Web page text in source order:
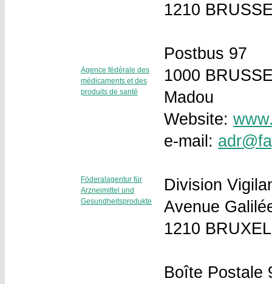
Agence fédérale des
médicaments et des
produits de santé
Föderalagentur für
Arzneimittel und
Gesundheitsprodukte
1210
Postbus 97
1000
Madou
Website:
e-mail:
Division
Avenue
1210
Boîte Postale